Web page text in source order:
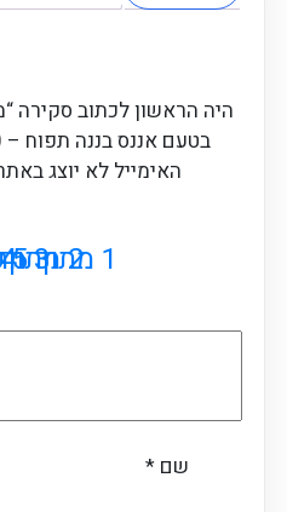
בטעם אננס בננה תפוח – 250 מ"ל – 24 יח' – כשר”
האימייל לא יוצג
1 מתוך 5 כוכבים 2 מתוך 5 כוכבים 3 מתוך 5 כוכבים 4 מתוך 5 כוכבים
שם*